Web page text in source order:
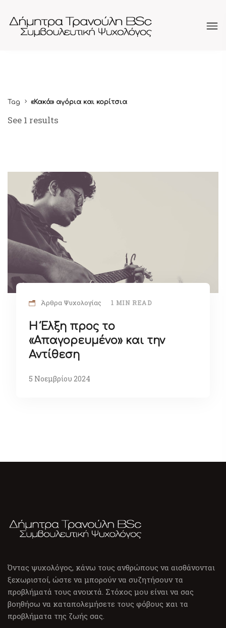
Tag «Κακά» αγόρια και κορίτσια
See 1 results
Άρθρα Ψυχολογίας 1 MIN READ
Η Έλξη προς το
«Απαγορευμένο» και την
Αντίθεση
5 Νοεμβρίου 2024
Όντας ψυχολόγος, κάνω τους ανθρώπους να αισθάνονται
ξεχωριστοί, ώστε να μπορούν να συζητήσουν τα
προβλήματά τους ανοιχτά. Στόχος μου είναι να σας
βοηθήσω να καταπολεμήσετε τους φόβους και τα
προβλήματα της ζωής σας.